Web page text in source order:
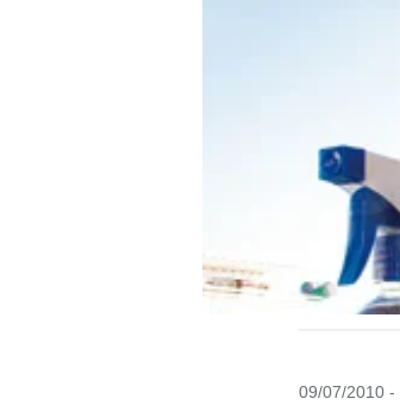
09/07/2010 -